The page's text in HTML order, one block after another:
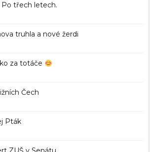
Po třech letech.
truhla a nové žerdi
za totáče
Čech
Pták